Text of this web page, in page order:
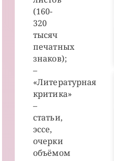
(160-
320
тысяч
печатных
знаков);
–
«Литературная
критика»
–
статьи,
эссе,
очерки
объёмом